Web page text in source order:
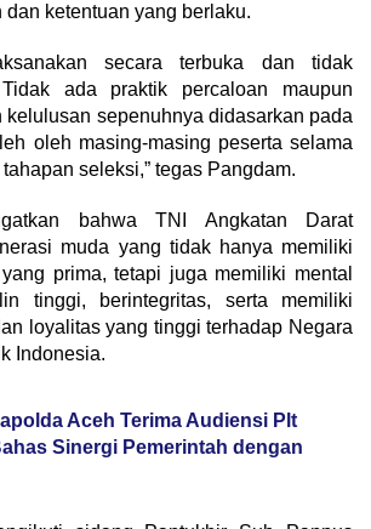
dan ketentuan yang berlaku.
secara terbuka dan tidak
ada praktik percaloan maupun
kelulusan sepenuhnya didasarkan pada
oleh masing-masing peserta selama
seleksi,” tegas Pangdam.
bahwa TNI Angkatan Darat
muda yang tidak hanya memiliki
prima, tetapi juga memiliki mental
tinggi, berintegritas, serta memiliki
loyalitas yang tinggi terhadap Negara
Indonesia.
Aceh Terima Audiensi Plt
Sinergi Pemerintah dengan